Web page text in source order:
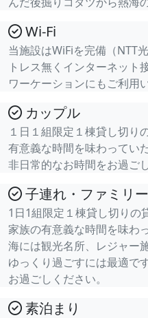
Wi-Fi
当施設はWiFiを完備（NTT
トレス無くインターネット
ワーケーションにもご利用
カップル
１日１組限定１棟貸し切り
有意義な時間を味わってい
非日常的なお時間をお過ご
子連れ・ファミリー
1日1組限定１棟貸し切りの
家族の有意義な時間を味わ
海には観光名所、レジャー
ゆっくり過ごすには最適で
お過ごしください。
素泊まり